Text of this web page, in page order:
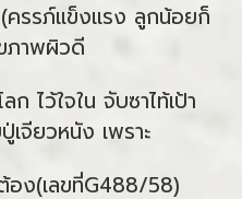
ครรภ์แข็งแรง ลูกน้อยก็
ภาพผิวดี
ไว้ใจใน จับซาไท้เป้า
จียวหนัง เพราะ
อง(เลขที่G488/58)